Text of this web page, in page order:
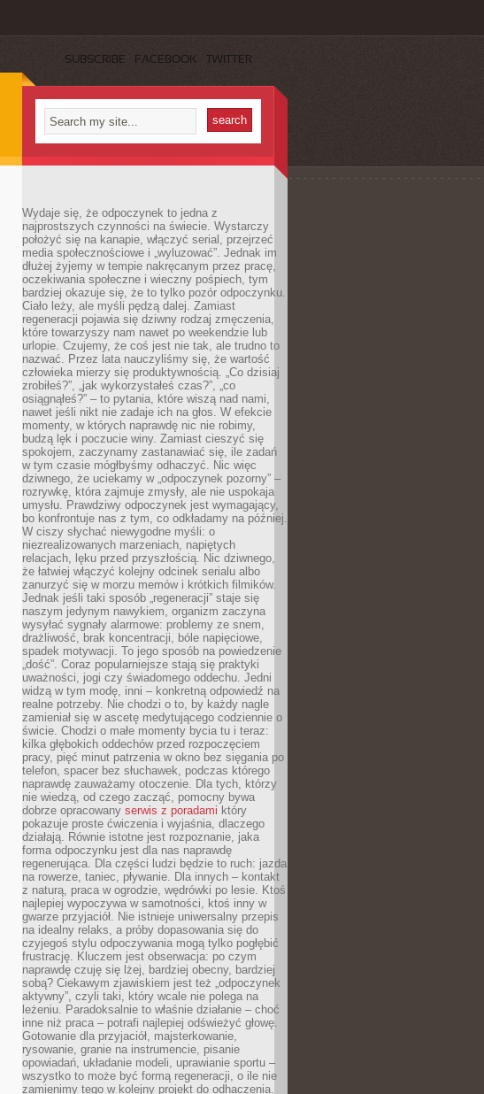
SUBSCRIBE FACEBOOK TWITTER
Wydaje się, że odpoczynek to jedna z
najprostszych czynności na świecie. Wystarczy
położyć się na kanapie, włączyć serial, przejrzeć
media społecznościowe i „wyluzować”. Jednak im
dłużej żyjemy w tempie nakręcanym przez pracę,
oczekiwania społeczne i wieczny pośpiech, tym
bardziej okazuje się, że to tylko pozór odpoczynku.
Ciało leży, ale myśli pędzą dalej. Zamiast
regeneracji pojawia się dziwny rodzaj zmęczenia,
które towarzyszy nam nawet po weekendzie lub
urlopie. Czujemy, że coś jest nie tak, ale trudno to
nazwać. Przez lata nauczyliśmy się, że wartość
człowieka mierzy się produktywnością. „Co dzisiaj
zrobiłeś?”, „jak wykorzystałeś czas?”, „co
osiągnąłeś?” – to pytania, które wiszą nad nami,
nawet jeśli nikt nie zadaje ich na głos. W efekcie
momenty, w których naprawdę nic nie robimy,
budzą lęk i poczucie winy. Zamiast cieszyć się
spokojem, zaczynamy zastanawiać się, ile zadań
w tym czasie mógłbyśmy odhaczyć. Nic więc
dziwnego, że uciekamy w „odpoczynek pozorny” –
rozrywkę, która zajmuje zmysły, ale nie uspokaja
umysłu. Prawdziwy odpoczynek jest wymagający,
bo konfrontuje nas z tym, co odkładamy na później.
W ciszy słychać niewygodne myśli: o
niezrealizowanych marzeniach, napiętych
relacjach, lęku przed przyszłością. Nic dziwnego,
że łatwiej włączyć kolejny odcinek serialu albo
zanurzyć się w morzu memów i krótkich filmików.
Jednak jeśli taki sposób „regeneracji” staje się
naszym jedynym nawykiem, organizm zaczyna
wysyłać sygnały alarmowe: problemy ze snem,
drażliwość, brak koncentracji, bóle napięciowe,
spadek motywacji. To jego sposób na powiedzenie
„dość”. Coraz popularniejsze stają się praktyki
uważności, jogi czy świadomego oddechu. Jedni
widzą w tym modę, inni – konkretną odpowiedź na
realne potrzeby. Nie chodzi o to, by każdy nagle
zamieniał się w ascetę medytującego codziennie o
świcie. Chodzi o małe momenty bycia tu i teraz:
kilka głębokich oddechów przed rozpoczęciem
pracy, pięć minut patrzenia w okno bez sięgania po
telefon, spacer bez słuchawek, podczas którego
naprawdę zauważamy otoczenie. Dla tych, którzy
nie wiedzą, od czego zacząć, pomocny bywa
dobrze opracowany serwis z poradami który
pokazuje proste ćwiczenia i wyjaśnia, dlaczego
działają. Równie istotne jest rozpoznanie, jaka
forma odpoczynku jest dla nas naprawdę
regenerująca. Dla części ludzi będzie to ruch: jazda
na rowerze, taniec, pływanie. Dla innych – kontakt
z naturą, praca w ogrodzie, wędrówki po lesie. Ktoś
najlepiej wypoczywa w samotności, ktoś inny w
gwarze przyjaciół. Nie istnieje uniwersalny przepis
na idealny relaks, a próby dopasowania się do
czyjegoś stylu odpoczywania mogą tylko pogłębić
frustrację. Kluczem jest obserwacja: po czym
naprawdę czuję się lżej, bardziej obecny, bardziej
sobą? Ciekawym zjawiskiem jest też „odpoczynek
aktywny”, czyli taki, który wcale nie polega na
leżeniu. Paradoksalnie to właśnie działanie – choć
inne niż praca – potrafi najlepiej odświeżyć głowę.
Gotowanie dla przyjaciół, majsterkowanie,
rysowanie, granie na instrumencie, pisanie
opowiadań, układanie modeli, uprawianie sportu –
wszystko to może być formą regeneracji, o ile nie
zamienimy tego w kolejny projekt do odhaczenia.